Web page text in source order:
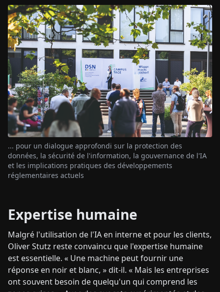
... pour un dialogue approfondi sur la protection des
données, la sécurité de l'information, la gouvernance de l'IA
et les implications pratiques des développements
réglementaires actuels
Expertise humaine
Malgré l'utilisation de l'IA en interne et pour les clients,
Oliver Stutz reste convaincu que l'expertise humaine
est essentielle. « Une machine peut fournir une
réponse en noir et blanc, » dit-il. « Mais les entreprises
ont souvent besoin de quelqu'un qui comprend les